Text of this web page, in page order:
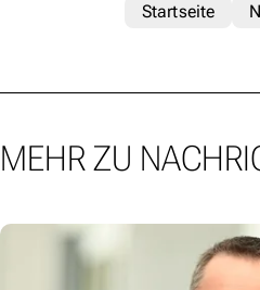
Startseite
MEHR ZU